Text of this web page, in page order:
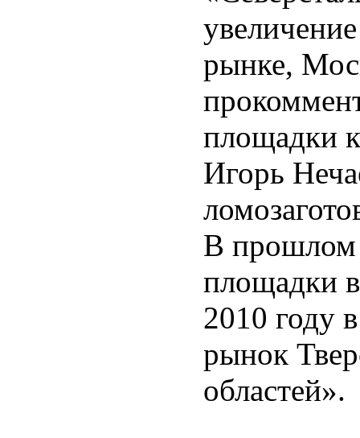
рынке,
площадки
Игорь
В прошлом
площадки
2010 году
рынок
областей».